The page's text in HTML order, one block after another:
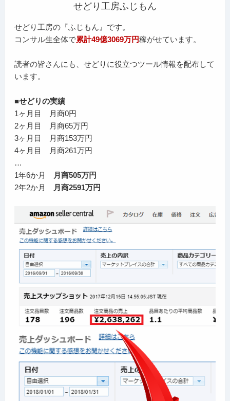
せどり工房ふじもん
せどり工房の『ふじもん』です。
コンサル生全体で累計49億3069万円稼がせています。
読者の皆さんにも、せどりに役立つツール情報を配布して
います。
■せどりの実績
1ヶ月目 月商0円
2ヶ月目 月商65万円
3ヶ月目 月商153万円
4ヶ月目 月商261万円
…
1年6か月
月商505万円
2年2か月
月商2591万円